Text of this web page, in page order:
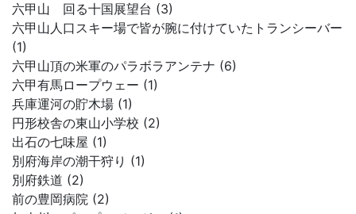
六甲山 回る十国展望台 (3)
六甲山人口スキー場で皆が腕に付けていたトランシーバー
(1)
六甲山頂の米軍のパラボラアンテナ (6)
六甲有馬ロープウェー (1)
兵庫運河の貯木場 (1)
円形校舎の東山小学校 (2)
出石の七味屋 (1)
別府海岸の潮干狩り (1)
別府鉄道 (2)
前の豊岡病院 (2)